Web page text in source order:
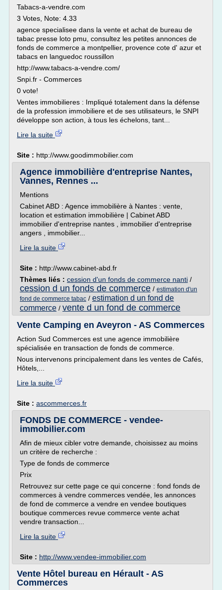
Tabacs-a-vendre.com
3 Votes, Note: 4.33
agence specialisee dans la vente et achat de bureau de
tabac presse loto pmu, consultez les petites annonces de
fonds de commerce a montpellier, provence cote d' azur et
tabacs en languedoc roussillon
http://www.tabacs-a-vendre.com/
Snpi.fr - Commerces
0 vote!
Ventes immobilieres : Impliqué totalement dans la défense
de la profession immobiliere et de ses utilisateurs, le SNPI
développe son action, à tous les échelons, tant...
Lire la suite
Site : http://www.goodimmobilier.com
Agence immobilière d'entreprise Nantes,
Vannes, Rennes ...
Mentions
Cabinet ABD : Agence immobilière à Nantes : vente,
location et estimation immobilière | Cabinet ABD
immobilier d'entreprise nantes , immobilier d'entreprise
angers , immobilier...
Lire la suite
Site : http://www.cabinet-abd.fr
Thèmes liés : cession d'un fonds de commerce nanti /
cession d un fonds de commerce / estimation d'un
fond de commerce tabac / estimation d un fond de
commerce / vente d un fond de commerce
Vente Camping en Aveyron - AS Commerces
Action Sud Commerces est une agence immobilière
spécialisée en transaction de fonds de commerce.
Nous intervenons principalement dans les ventes de Cafés,
Hôtels,...
Lire la suite
Site : ascommerces.fr
FONDS DE COMMERCE - vendee-
immobilier.com
Afin de mieux cibler votre demande, choisissez au moins
un critère de recherche :
Type de fonds de commerce
Prix
Retrouvez sur cette page ce qui concerne : fond fonds de
commerces à vendre commerces vendée, les annonces
de fond de commerce a vendre en vendee boutiques
boutique commerces revue commerce vente achat
vendre transaction...
Lire la suite
Site : http://www.vendee-immobilier.com
Vente Hôtel bureau en Hérault - AS
Commerces